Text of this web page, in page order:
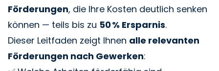
Förderungen, die Ihre Kosten deutlich senken
können — teils bis zu 50 % Ersparnis.
Dieser Leitfaden zeigt Ihnen alle relevanten
Förderungen nach Gewerken: